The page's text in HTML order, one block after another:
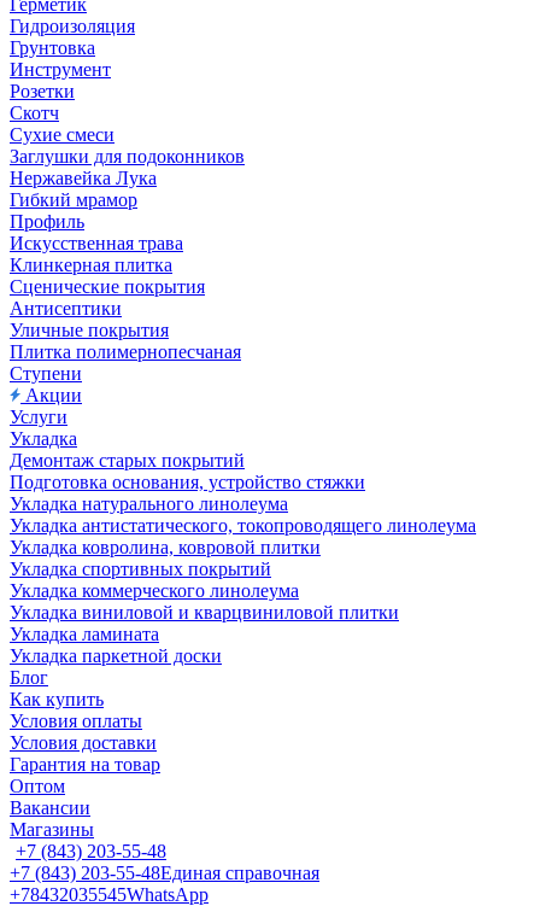
Герметик
Гидроизоляция
Грунтовка
Инструмент
Розетки
Скотч
Сухие смеси
Заглушки для подоконников
Нержавейка Лука
Гибкий мрамор
Профиль
Искусственная трава
Клинкерная плитка
Сценические покрытия
Антисептики
Уличные покрытия
Плитка полимернопесчаная
Ступени
Акции
Услуги
Укладка
Демонтаж старых покрытий
Подготовка основания, устройство стяжки
Укладка натурального линолеума
Укладка антистатического, токопроводящего линолеума
Укладка ковролина, ковровой плитки
Укладка спортивных покрытий
Укладка коммерческого линолеума
Укладка виниловой и кварцвиниловой плитки
Укладка ламината
Укладка паркетной доски
Блог
Как купить
Условия оплаты
Условия доставки
Гарантия на товар
Оптом
Вакансии
Магазины
+7 (843) 203-55-48
+7 (843) 203-55-48Единая справочная
+78432035545WhatsApp